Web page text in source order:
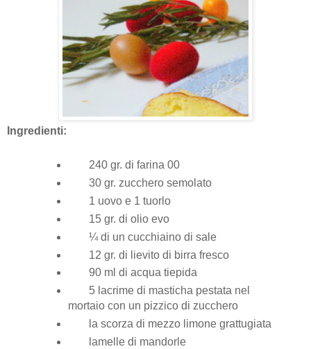
Ingredienti:
240 gr. di farina 00
30 gr. zucchero semolato
1 uovo e 1 tuorlo
15 gr. di olio evo
¼ di un cucchiaino di sale
12 gr. di lievito di birra fresco
90 ml di acqua tiepida
5 lacrime di masticha pestata nel
mortaio con un pizzico di zucchero
la scorza di mezzo limone grattugiata
lamelle di mandorle